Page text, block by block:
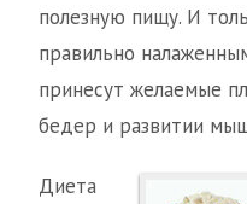
полезную пищу. И
правильно
принесут желаемые
бедер и развитии
Диета